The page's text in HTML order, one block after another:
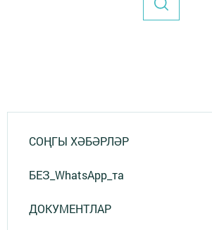
СОҢГЫ ХӘБӘРЛӘР
БЕЗ_WhatsApp_та
ДОКУМЕНТЛАР